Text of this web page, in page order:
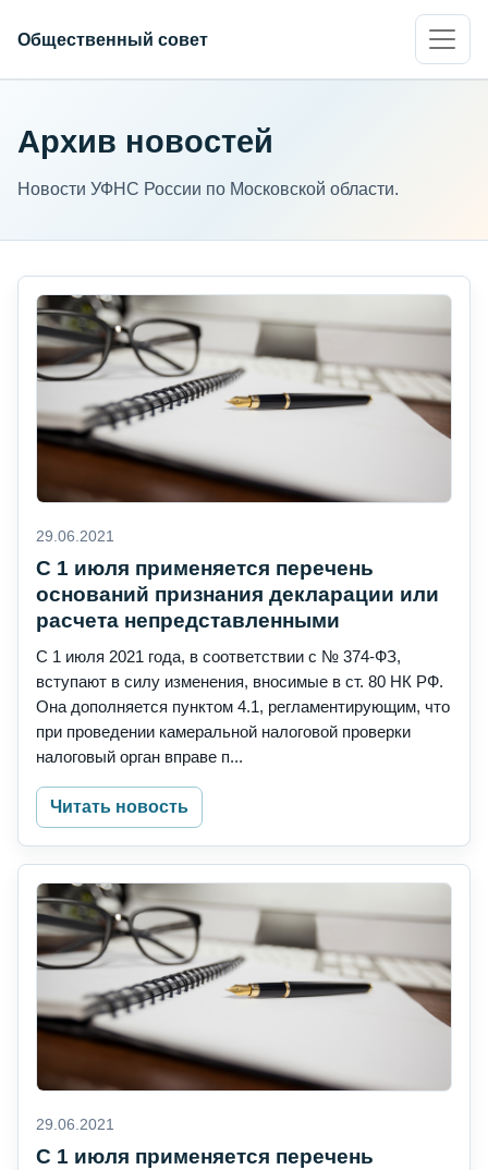
Общественный совет
Архив новостей
Новости УФНС России по Московской области.
29.06.2021
С 1 июля применяется перечень
оснований признания декларации или
расчета непредставленными
С 1 июля 2021 года, в соответствии с № 374-ФЗ,
вступают в силу изменения, вносимые в ст. 80 НК РФ.
Она дополняется пунктом 4.1, регламентирующим, что
при проведении камеральной налоговой проверки
налоговый орган вправе п...
Читать новость
29.06.2021
С 1 июля применяется перечень